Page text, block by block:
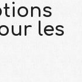
les